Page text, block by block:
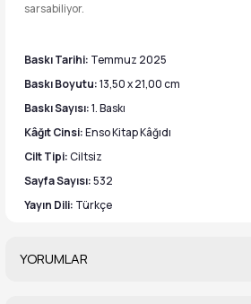
sarsabiliyor.
Baskı Tarihi: Temmuz 2025
Baskı Boyutu:13,50 x 21,00 cm
Baskı Sayısı:1. Baskı
Kâğıt Cinsi:Enso Kitap Kâğıdı
Cilt Tipi:Ciltsiz
Sayfa Sayısı:532
Yayın Dili: Türkçe
YORUMLAR